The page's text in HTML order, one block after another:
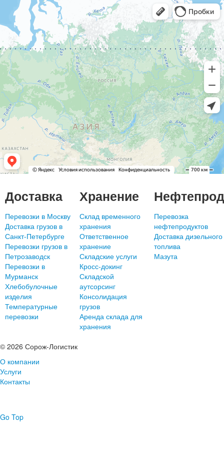
Доставка
Перевозки в Москву
Доставка грузов в
Санкт-Петербурге
Перевозки грузов в
Петрозаводск
Перевозки в
Мурманск
Хлебобулочные
изделия
Температурные
перевозки
Хранение
Склад временного
хранения
Ответственное
хранение
Складские услуги
Кросс-докинг
Складской
аутсорсинг
Консолидация
грузов
Аренда склада для
хранения
Перевозка
нефтепродуктов
Доставка дизельного
топлива
Мазута
© 2026 Сорож-Логистик
О компании
Услуги
Контакты
Go Top